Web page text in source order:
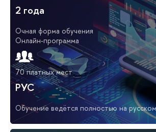
2 года
Очная форма обучения
Онлайн-программа
70 платных мест
РУС
Обучение ведётся полностью на